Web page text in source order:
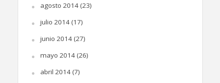
agosto 2014(23)
julio 2014(17)
junio 2014(27)
mayo 2014(26)
abril 2014(7)